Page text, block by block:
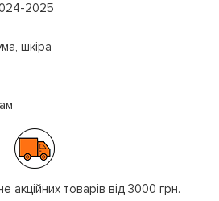
2025
шкіра
акційних товарів від 3000 грн.